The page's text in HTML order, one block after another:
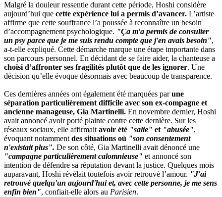
Malgré la douleur ressentie durant cette période, Hoshi considère
aujourd’hui que cette expérience lui a permis d’avancer. L’artiste
affirme que cette souffrance l’a poussée à reconnaître un besoin
d’accompagnement psychologique. "Ça m'a permis de consulter
un psy parce que je me suis rendu compte que j'en avais besoin",
a-t-elle expliqué. Cette démarche marque une étape importante dans
son parcours personnel. En décidant de se faire aider, la chanteuse a
choisi d’affronter ses fragilités plutôt que de les ignorer. Une
décision qu’elle évoque désormais avec beaucoup de transparence.
Ces dernières années ont également été marquées parune
séparation particulièrement difficile avec son ex-compagne et
ancienne manageuse, Gia Martinelli. En novembre dernier, Hoshi
avait annoncé avoir porté plainte contre cette dernière. Sur les
réseaux sociaux, elle affirmait avoir été "salie" et "abusée",
évoquant notamment des situations où "son consentement
n'existait plus". De son côté, Gia Martinelli avait dénoncé une
"campagne particulièrement calomnieuse" et annoncé son
intention de défendre sa réputation devant la justice. Quelques mois
auparavant, Hoshi révélait toutefois avoir retrouvé l’amour. "J'ai
retrouvé quelqu'un aujourd'hui et, avec cette personne, je me sens
enfin bien", confiait-elle alors au Parisien.